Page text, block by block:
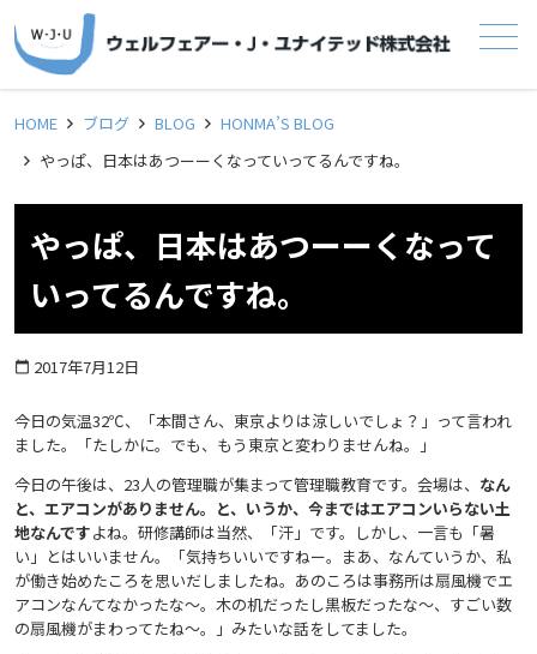
メニュー
HOME ブログ BLOG
HONMA’S BLOG
やっぱ、日本はあつーーくなっていってるんですね。
やっぱ、日本はあつーーくなって
いってるんですね。
calendar_today 2017年7月12日
今日の気温32℃、「本間さん、東京よりは涼しいでしょ？」って言われ
ました。「たしかに。でも、もう東京と変わりませんね。」
今日の午後は、23人の管理職が集まって管理職教育です。会場は、 なん
と、エアコンがありません。と、いうか、今まではエアコンいらない土
地なんですよね。研修講師は当然、「汗」です。しかし、一言も「暑
い」とはいいません。「気持ちいいですねー。まあ、なんていうか、私
が働き始めたころを思いだしましたね。あのころは事務所は扇風機でエ
アコンなんてなかったな〜。木の机だったし黒板だったな〜、すごい数
の扇風機がまわってたね〜。」みたいな話をしてました。